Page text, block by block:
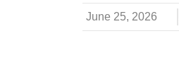
June 25, 2026